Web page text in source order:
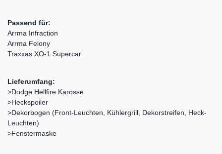
Passend für:
Arrma Infraction
Arrma Felony
Traxxas XO-1 Supercar
Lieferumfang:
>Dodge Hellfire Karosse
>Heckspoiler
>Dekorbogen (Front-Leuchten, Kühlergrill, Dekorstreifen, Heck-
Leuchten)
>Fenstermaske